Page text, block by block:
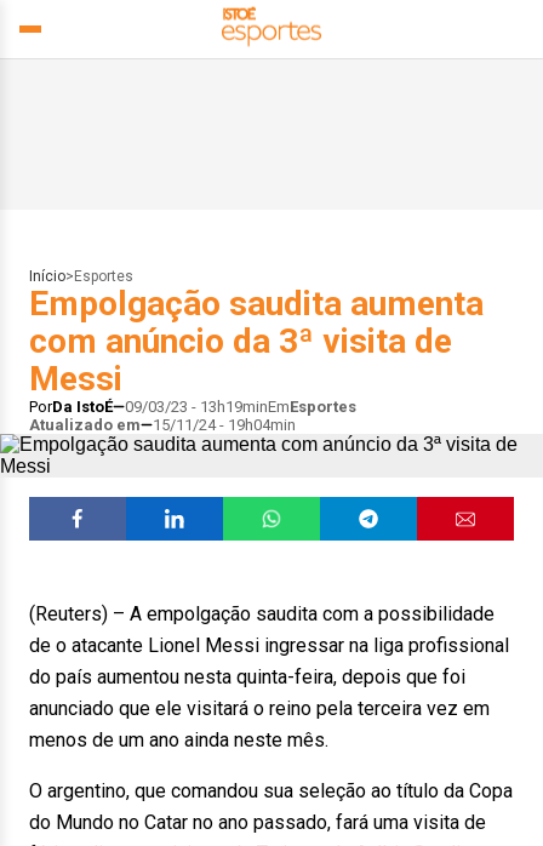
Início> Esportes
Empolgação saudita aumenta
com anúncio da 3ª visita de
Messi
PorDa IstoÉ 09/03/23 - 13h19minEmEsportes
Atualizado em
15/11/24 - 19h04min
(Reuters) – A empolgação saudita com a possibilidade
de o atacante Lionel Messi ingressar na liga profissional
do país aumentou nesta quinta-feira, depois que foi
anunciado que ele visitará o reino pela terceira vez em
menos de um ano ainda neste mês.
O argentino, que comandou sua seleção ao título da Copa
do Mundo no Catar no ano passado, fará uma visita de